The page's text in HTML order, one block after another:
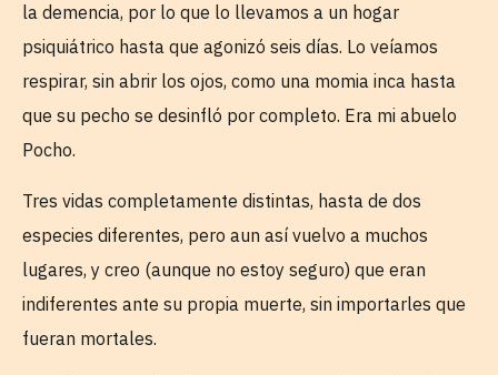
la demencia, por lo que lo llevamos a un hogar
psiquiátrico hasta que agonizó seis días. Lo veíamos
respirar, sin abrir los ojos, como una momia inca hasta
que su pecho se desinfló por completo. Era mi abuelo
Pocho.
Tres vidas completamente distintas, hasta de dos
especies diferentes, pero aun así vuelvo a muchos
lugares, y creo (aunque no estoy seguro) que eran
indiferentes ante su propia muerte, sin importarles que
fueran mortales.